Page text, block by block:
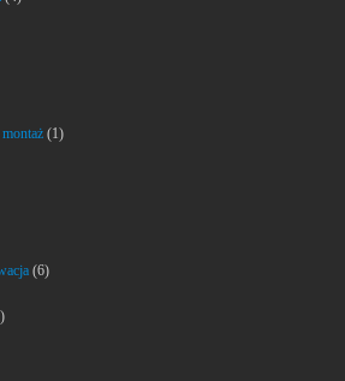
(1)
(6)